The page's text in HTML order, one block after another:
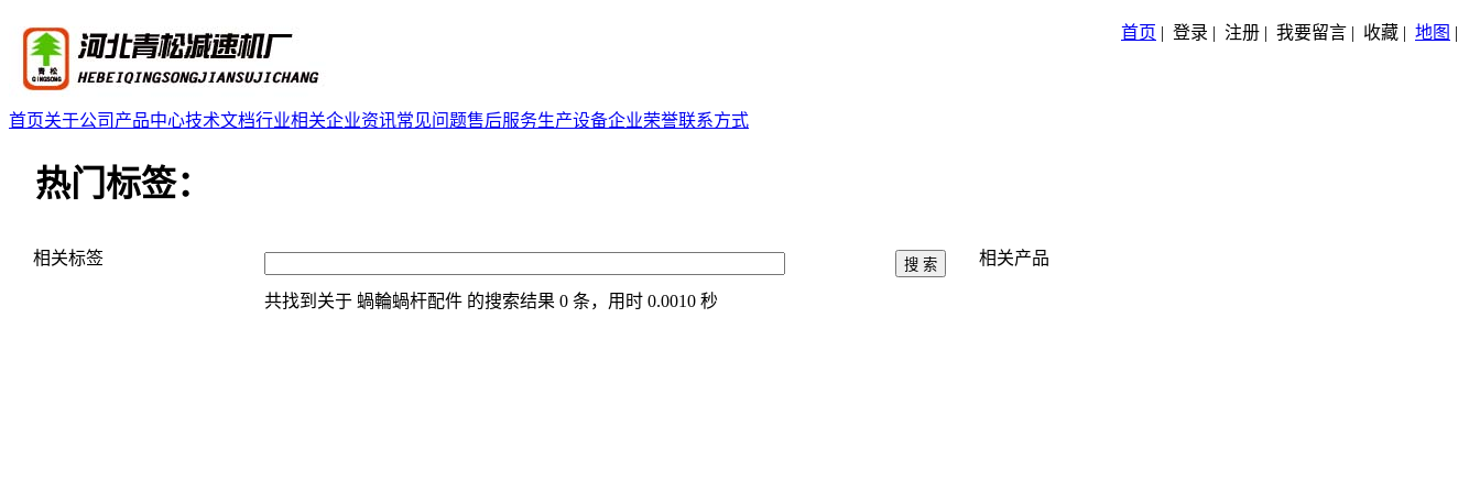
首页 | 登录 | 注册 | 我要留言 | 收藏 | 地图 |
首页关于公司 产品中心技术文档行业相关企业资讯常见问题售后服务生产设备企业荣誉联系方式
热门标签：
相关标签
共找到关于 蝸輪蝸杆配件 的搜索结果 0 条，用时 0.0010 秒
相关产品